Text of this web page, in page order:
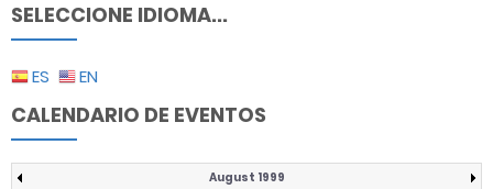
SELECCIONE IDIOMA...
ES EN
CALENDARIO DE EVENTOS
August 1999